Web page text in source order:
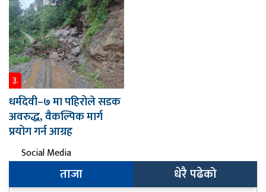
३.
धर्मदेवी–७ मा पहिरोले सडक
अवरुद्ध, वैकल्पिक मार्ग
प्रयोग गर्न आग्रह
Social Media
ताजा
धेरै पढेको